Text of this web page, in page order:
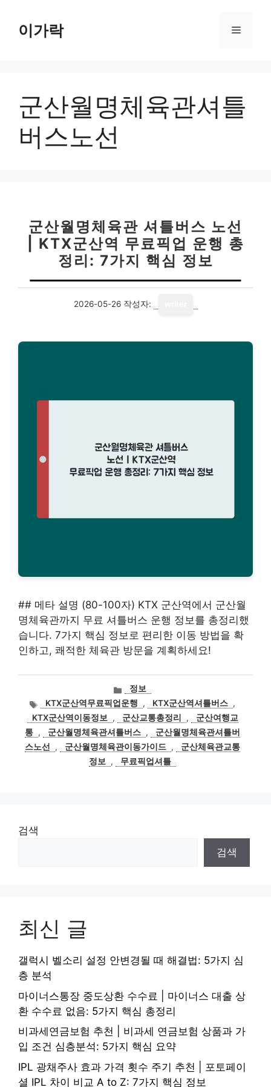
이가락 메
군산월명체육관셔틀
버스노선
군산월명체육관 셔틀버스 노선
| KTX군산역 무료픽업 운행 총
정리: 7가지 핵심 정보
2026-05-26 작성자:
## 메타 설명 (80-100자) KTX 군산역에서 군산월
명체육관까지 무료 셔틀버스 운행 정보를 총정리했
습니다. 7가지 핵심 정보로 편리한 이동 방법을 확
인하고, 쾌적한 체육관 방문을 계획하세요!
카
테
고
리
정보
태
그
KTX군산역무료픽업운행 , KTX군산역셔틀버스 ,
KTX군산역이동정보
, 군산교통총정리 ,
군산여행교
통 , 군산월명체육관셔틀버스 ,
군산월명체육관셔틀버
스노선
, 군산월명체육관이동가이드 ,
군산체육관교통
정보
, 무료픽업셔틀
검색
검색
최신 글
갤럭시 벨소리 설정 안변경될 때 해결법: 5가지 심
층 분석
마이너스통장 중도상환 수수료 | 마이너스 대출 상
환 수수료 없음: 5가지 핵심 총정리
비과세연금보험 추천 | 비과세 연금보험 상품과 가
입 조건 심층분석: 5가지 핵심 요약
IPL 광채주사 효과 가격 횟수 주기 추천 | 포토페이
셜 IPL 차이 비교 A to Z: 7가지 핵심 정보